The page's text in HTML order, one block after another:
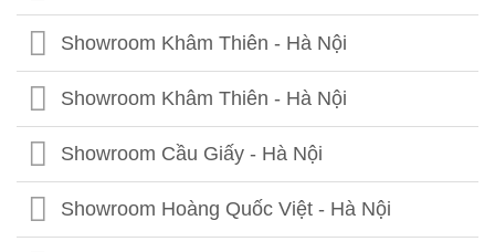
Showroom Khâm Thiên - Hà Nội
Showroom Khâm Thiên - Hà Nội
Showroom Cầu Giấy - Hà Nội
Showroom Hoàng Quốc Việt - Hà Nội